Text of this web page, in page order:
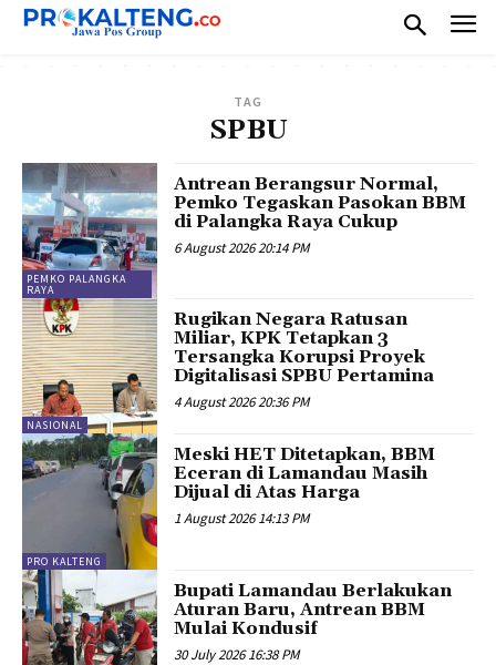
TAG
SPBU
PEMKO PALANGKA
RAYA
Antrean Berangsur Normal,
Pemko Tegaskan Pasokan BBM
di Palangka Raya Cukup
6 August 2026 20:14 PM
NASIONAL
Rugikan Negara Ratusan
Miliar, KPK Tetapkan 3
Tersangka Korupsi Proyek
Digitalisasi SPBU Pertamina
4 August 2026 20:36 PM
PRO KALTENG
Meski HET Ditetapkan, BBM
Eceran di Lamandau Masih
Dijual di Atas Harga
1 August 2026 14:13 PM
Bupati Lamandau Berlakukan
Aturan Baru, Antrean BBM
Mulai Kondusif
30 July 2026 16:38 PM